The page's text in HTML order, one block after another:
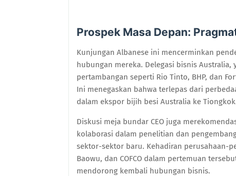
Prospek Masa Depan:
Kunjungan Albanese ini mencerminkan
hubungan mereka. Delegasi bisnis
pertambangan seperti Rio Tinto, BHP, dan
Ini menegaskan bahwa terlepas dari
dalam ekspor bijih besi Australia ke
Diskusi meja bundar CEO juga
kolaborasi dalam penelitian dan
sektor-sektor baru. Kehadiran perusahaan-
Baowu, dan COFCO dalam pertemuan
mendorong kembali hubungan bisnis.